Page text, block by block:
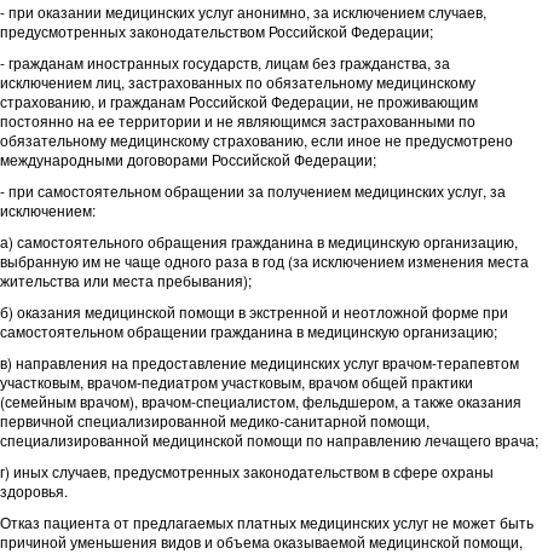
- при оказании медицинских услуг анонимно, за исключением случаев,
предусмотренных законодательством Российской Федерации;
- гражданам иностранных государств, лицам без гражданства, за
исключением лиц, застрахованных по обязательному медицинскому
страхованию, и гражданам Российской Федерации, не проживающим
постоянно на ее территории и не являющимся застрахованными по
обязательному медицинскому страхованию, если иное не предусмотрено
международными договорами Российской Федерации;
- при самостоятельном обращении за получением медицинских услуг, за
исключением:
а) самостоятельного обращения гражданина в медицинскую организацию,
выбранную им не чаще одного раза в год (за исключением изменения места
жительства или места пребывания);
б) оказания медицинской помощи в экстренной и неотложной форме при
самостоятельном обращении гражданина в медицинскую организацию;
в) направления на предоставление медицинских услуг врачом-терапевтом
участковым, врачом-педиатром участковым, врачом общей практики
(семейным врачом), врачом-специалистом, фельдшером, а также оказания
первичной специализированной медико-санитарной помощи,
специализированной медицинской помощи по направлению лечащего врача;
г) иных случаев, предусмотренных законодательством в сфере охраны
здоровья.
Отказ пациента от предлагаемых платных медицинских услуг не может быть
причиной уменьшения видов и объема оказываемой медицинской помощи,